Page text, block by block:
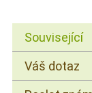
Související
Váš dotaz